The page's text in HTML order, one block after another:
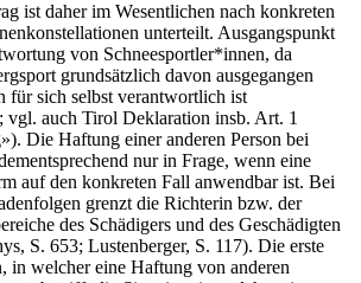
ist daher im Wesentlichen nach konkreten
unterteilt. Ausgangspunkt
von Schneesportler*innen, da
grundsätzlich davon ausgegangen
für sich selbst verantwortlich ist
vgl. auch Tirol Deklaration insb. Art. 1
Die Haftung einer anderen Person bei
nur in Frage, wenn eine
auf den konkreten Fall anwendbar ist. Bei
grenzt die Richterin bzw. der
des Schädigers und des Geschädigten
, S. 653; Lustenberger, S. 117). Die erste
in welcher eine Haftung von anderen